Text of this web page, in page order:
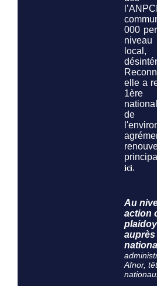
000
elle a
1ère
de
ici.
Au
action
Afnor,